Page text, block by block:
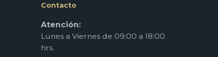
Contacto
Atención:
Lunes a Viernes de 09:00 a 18:00
hrs.